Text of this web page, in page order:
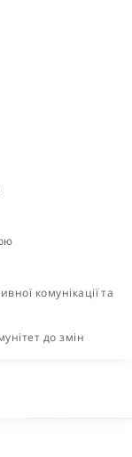
комунікації та
до змін